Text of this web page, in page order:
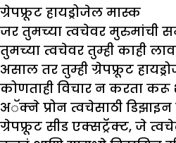
ग्रेपफ्रूट हायड्रोजेल मास्क
जर तुमच्या त्वचेवर मुरुमांची
तुमच्या त्वचेवर तुम्ही काही
असाल तर तुम्ही ग्रेपफ्रूट
कोणताही विचार न करता
अॅक्ने प्रोन त्वचेसाठी
ग्रेपफ्रूट सीड एक्सट्रॅक्ट, जे